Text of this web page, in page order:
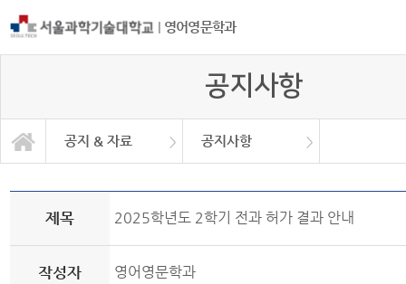
| 영어영문학과
공지사항
공지 & 자료 공지사항
학과소개
학사안내
공지 & 자료
커뮤니티
일반대학원
공지사항
일반자료실
취업정보
취업현황
제목 2025학년도 2학기 전과 허가 결과 안내
작성자 영어영문학과